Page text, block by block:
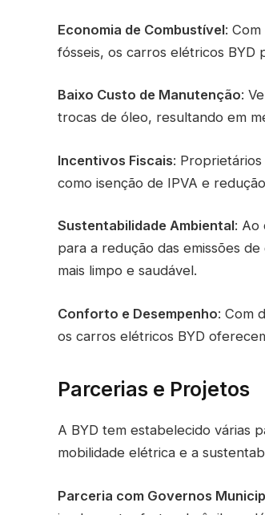
Economia de Combustível:
fósseis, os carros elétricos BYD
Baixo Custo de Manutenção:
trocas de óleo, resultando em
Incentivos Fiscais:
como isenção de IPVA e
Sustentabilidade Ambiental: Ao
para a redução das emissões
mais limpo e saudável.
Conforto e Desempenho: Com
os carros elétricos BYD
Parcerias e Projetos
A BYD tem estabelecido várias
mobilidade elétrica e a
Parceria com Governos